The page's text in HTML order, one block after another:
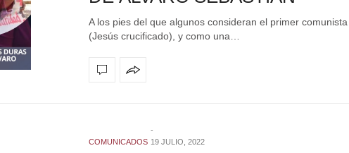
A los pies del que algunos consideran el primer comunista
(Jesús crucificado), y como una…
COMUNICADOS 19 JULIO, 2022